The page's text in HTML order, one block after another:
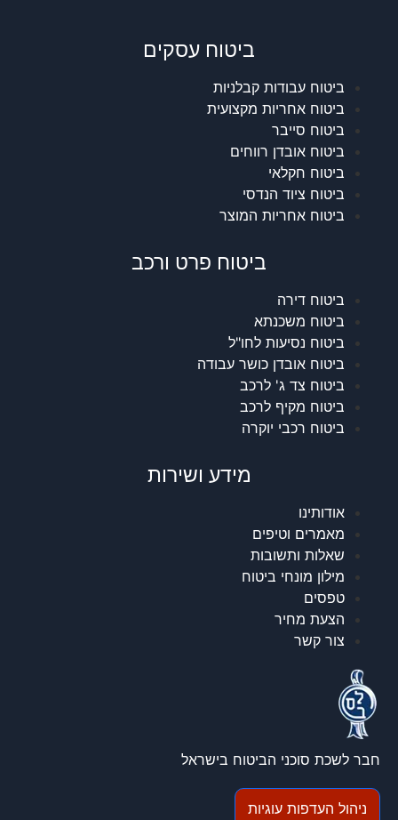
ביטוח עסקים
ביטוח עבודות קבלניות
ביטוח אחריות מקצועית
ביטוח סייבר
ביטוח אובדן רווחים
ביטוח חקלאי
ביטוח ציוד הנדסי
ביטוח אחריות המוצר
ביטוח פרט ורכב
ביטוח דירה
ביטוח משכנתא
ביטוח נסיעות לחו"ל
ביטוח אובדן כושר עבודה
ביטוח צד ג' לרכב
ביטוח מקיף לרכב
ביטוח רכבי יוקרה
מידע ושירות
אודותינו
מאמרים וטיפים
שאלות ותשובות
מילון מונחי ביטוח
טפסים
הצעת מחיר
צור קשר
חבר לשכת סוכני הביטוח בישראל
ניהול העדפות עוגיות